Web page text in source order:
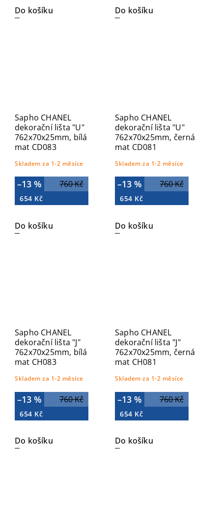
Do košíku Do košíku
Sapho CHANEL
dekorační lišta "U"
762x70x25mm, bílá
mat CD083
Skladem za 1-2 měsíce
760 Kč
–13 %
654 Kč
Do košíku
Sapho CHANEL
dekorační lišta "U"
762x70x25mm, černá
mat CD081
Skladem za 1-2 měsíce
760 Kč
–13 %
654 Kč
Do košíku
Sapho CHANEL
dekorační lišta "J"
762x70x25mm, bílá
mat CH083
Skladem za 1-2 měsíce
760 Kč
–13 %
654 Kč
Do košíku
Sapho CHANEL
dekorační lišta "J"
762x70x25mm, černá
mat CH081
Skladem za 1-2 měsíce
760 Kč
–13 %
654 Kč
Do košíku